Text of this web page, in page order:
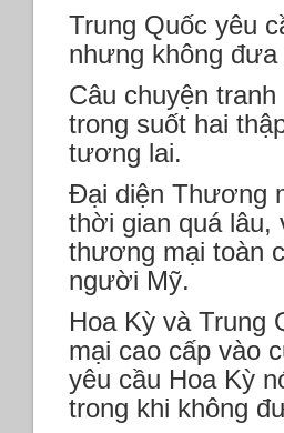
Trung Quốc yêu
nhưng không
Câu chuyện
trong suốt hai
tương lai.
Đại diện Thương
thời gian quá lâu,
thương mại toàn
người Mỹ.
Hoa Kỳ và Trung
mại cao cấp vào
yêu cầu Hoa Kỳ
trong khi không